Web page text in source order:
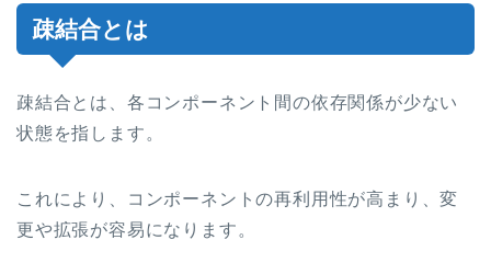
疎結合とは
疎結合とは、各コンポーネント間の依存関係が少ない
状態を指します。
これにより、コンポーネントの再利用性が高まり、変
更や拡張が容易になります。